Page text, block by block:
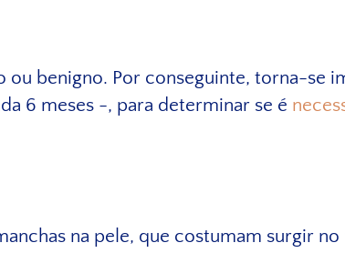
benigno. Por conseguinte, torna-se
6 meses -, para determinar se é
na pele, que costumam surgir